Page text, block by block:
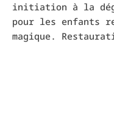
initiation à la
pour les enfants
magique.